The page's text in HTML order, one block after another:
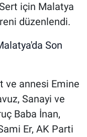
için Malatya
düzenlendi.
ve annesi Emine
Sanayi ve
Baba İnan,
Er, AK Parti